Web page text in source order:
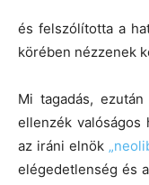
és felszólította a
körében nézzenek
Mi tagadás,
ellenzék valóságos
az iráni elnök
elégedetlenség és